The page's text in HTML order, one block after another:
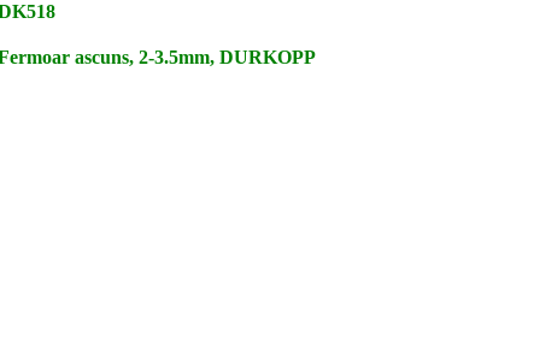
ascuns, 2-3.5mm, DURKOPP